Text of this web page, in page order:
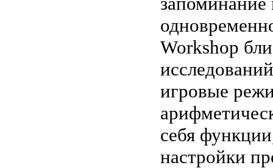
Workshop
игровые
себя
настройки